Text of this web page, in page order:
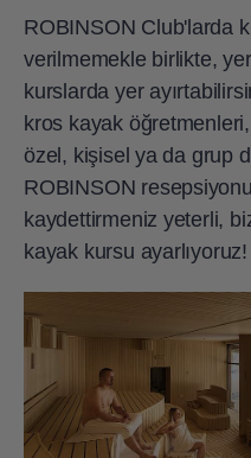
ROBINSON Club'larda
verilmemekle birlikte,
kurslarda yer
kros kayak
özel, kişisel ya da grup
ROBINSON
kaydettirmeniz yeterli,
kayak kursu ayarlıyoruz!